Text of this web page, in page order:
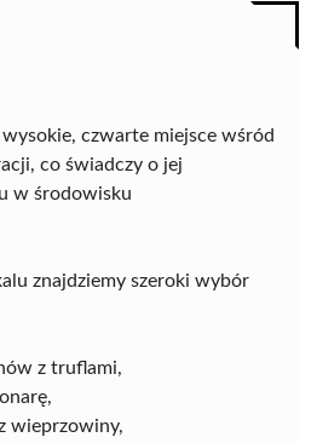
czwarte miejsce wśród
co świadczy o jej
w środowisku
znajdziemy szeroki wybór
z truflami,
wieprzowiny,